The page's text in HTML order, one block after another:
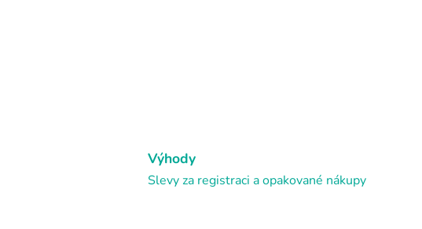
Výhody
Slevy za registraci a opakované nákupy